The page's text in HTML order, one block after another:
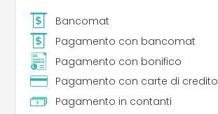
Bancomat
Pagamento con bancomat
Pagamento con bonifico
Pagamento con carte di credito
Pagamento in contanti